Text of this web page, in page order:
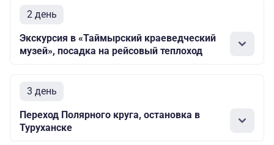
2 день
Экскурсия в «Таймырский краеведческий
музей», посадка на рейсовый теплоход
3 день
Переход Полярного круга, остановка в
Туруханске